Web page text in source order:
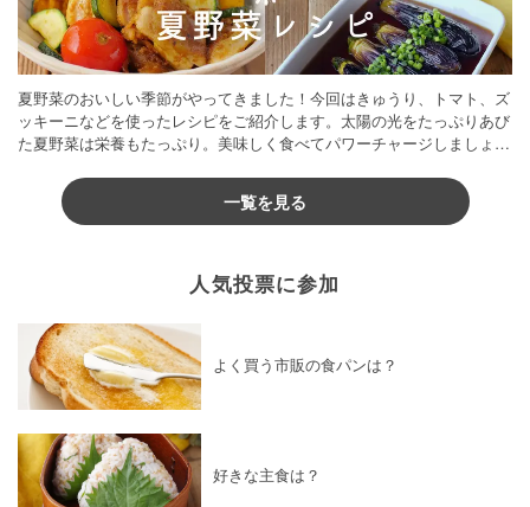
夏野菜のおいしい季節がやってきました！今回はきゅうり、トマト、ズ
ッキーニなどを使ったレシピをご紹介します。太陽の光をたっぷりあび
た夏野菜は栄養もたっぷり。美味しく食べてパワーチャージしましょう
一覧を見る
人気投票に参加
よく買う市販の食パンは？
好きな主食は？